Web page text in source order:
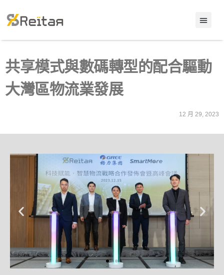
共享模式與數碼轉型的配合驅動
大灣區物流業發展
12 月 29, 2023